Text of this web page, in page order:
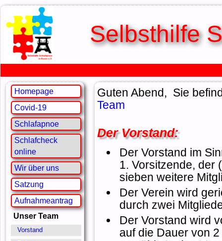
Selbsthilfe
Homepage
Covid-19
Schlafapnoe
Schlafcheck
online
Wir über uns
Satzung
Aufnahmeantrag
Unser Team
Vorstand
Guten Abend, Sie
Team
Der Vorstand:
Der Vorstand im
1. Vorsitzende, der
sieben weitere
Der Verein wird
durch zwei
Der Vorstand wird
auf die Dauer von